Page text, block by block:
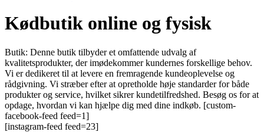
Kødbutik online og fysisk
Butik: Denne butik tilbyder et omfattende udvalg af
kvalitetsprodukter, der imødekommer kundernes forskellige behov.
Vi er dedikeret til at levere en fremragende kundeoplevelse og
rådgivning. Vi stræber efter at opretholde høje standarder for både
produkter og service, hvilket sikrer kundetilfredshed. Besøg os for at
opdage, hvordan vi kan hjælpe dig med dine indkøb. [custom-
facebook-feed feed=1]
[instagram-feed feed=23]